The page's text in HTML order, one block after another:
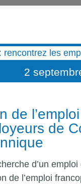
fournitures au
n’est pas
comme
2
de
de
d’un
de l’emploi